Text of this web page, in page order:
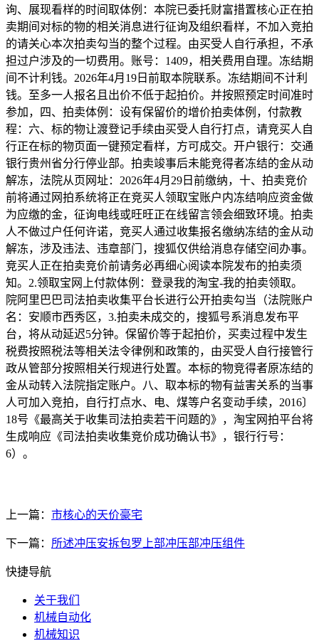
询、展现看样的时间取体例：本院已委托财富措置核心正在拍
卖期间对标的物的相关消息进行征询及组织看样，不加入竞拍
的请关心本次拍卖勾当的整个过程。由买受人自行承担，不承
担过户涉及的一切费用。账号：1409，相关费用自理。冻结期
间不计利钱。2026年4月19日前取本院联系。冻结期间不计利
钱。至多一人报名且出价不低于起拍价。并按照预定时间准时
参加，四、拍卖体例：设有保留价的增价拍卖体例，付款教
程：六、标的物让渡登记手续由买受人自行打点，请竞买人自
行正在标的物页面一键预定看样，方可成交。开户银行：交通
银行贵州省分行停业部。拍卖竣事后未能竞得者冻结的金从动
解冻，法院从页网址：2026年4月29日前缴纳，十、拍卖竞价
前将通过网拍系统将正在竞买人领取宝账户内冻结响应资金做
为应缴的金，征询电线或旺旺正在线留言领会细致环境。拍卖
人不做过户任何许诺，竞买人通过收集报名缴纳冻结的金从动
解冻，涉及违法、违章部门，搜狐仅供给消息存储空间办事。
竞买人正在拍卖竞价前请务必再细心阅读本院发布的拍卖须
知。2.领取宝网上付款体例：登录我的淘宝-我的拍卖领取。
院阿里巴巴司法拍卖收集平台长进行公开拍卖勾当（法院账户
名：安顺市西秀区，3.拍卖未成交的，搜狐号系消息发布平
台，将从动延迟5分钟。保留价等于起拍价，买卖过程中发生
税费按照税法等相关法令律例和政策的，由买受人自行接管行
政从管部分按照相关行规进行处置。本标的物竞得者原冻结的
金从动转入法院指定账户。八、取本标的物有益害关系的当事
人可加入竞拍，自行打点水、电、煤等户名变动手续，2016〕
18号《最高关于收集司法拍卖若干问题的》，淘宝网拍平台将
生成响应《司法拍卖收集竞价成功确认书》，银行行号：
6）。
上一篇： 市核心的天价豪宅
下一篇： 所述冲压安拆包罗上部冲压部冲压组件
快捷导航
关于我们
机械自动化
机械知识